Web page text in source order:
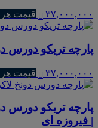
۳۷,۰۰۰,۰۰۰ قیمت
پارچه تریکو دورس
۳۷,۰۰۰,۰۰۰ قیمت
پارچه تریکو دورس
| فیروزه ای